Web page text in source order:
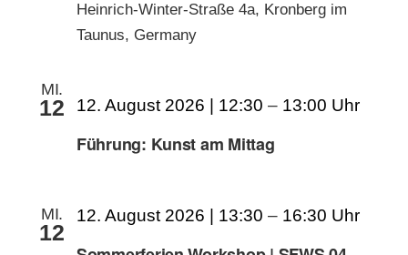
Heinrich-Winter-Straße 4a, Kronberg im
Taunus, Germany
MI.
12
Führung: Kunst am Mittag
12. August 2026 | 12:30 – 13:00
MI.
12
12. August 2026 | 13:30 – 16:30